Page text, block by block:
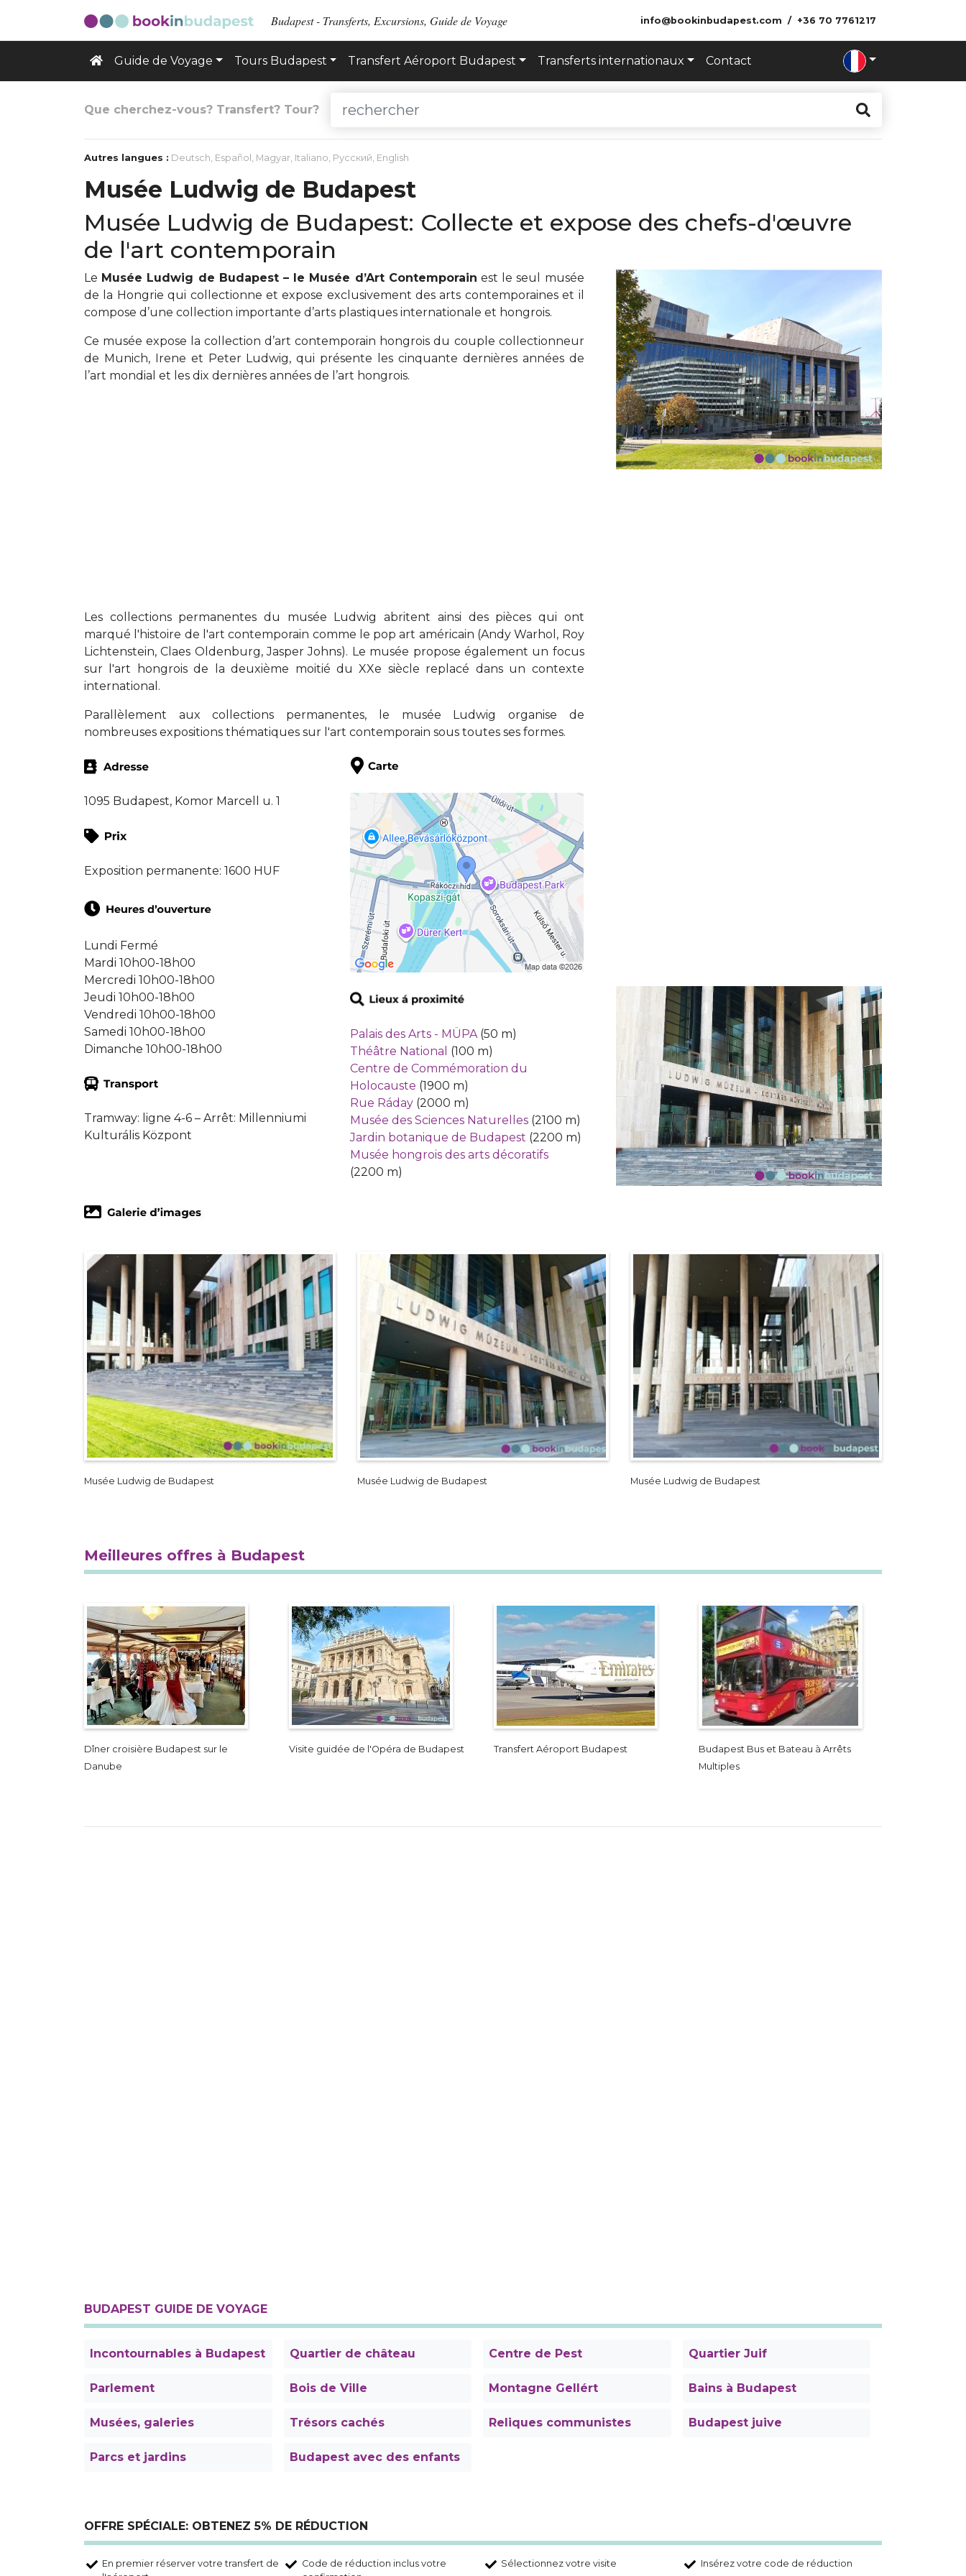
Budapest - Transferts, Excursions, Guide de Voyage info@bookinbudapest.com +36 70 7761217
Guide de Voyage Tours Budapest Transfert Aéroport Budapest Transferts internationaux Contact
Que cherchez-vous? Transfert? Tour?
Autres langues : Deutsch, Español , Magyar, Italiano, Русский, English
Musée Ludwig de Budapest
Musée Ludwig de Budapest: Collecte et expose des chefs-d'œuvre
de l'art contemporain
Le Musée Ludwig de Budapest – le Musée d’Art Contemporain est le seul musée
de la Hongrie qui collectionne et expose exclusivement des arts contemporaines et il
compose d’une collection importante d’arts plastiques internationale et hongrois.
Ce musée expose la collection d’art contemporain hongrois du couple collectionneur
de Munich, Irene et Peter Ludwig, qui présente les cinquante dernières années de
l’art mondial et les dix dernières années de l’art hongrois.
Les collections permanentes du musée Ludwig abritent ainsi des pièces qui ont
marqué l'histoire de l'art contemporain comme le pop art américain (Andy Warhol, Roy
Lichtenstein, Claes Oldenburg, Jasper Johns). Le musée propose également un focus
sur l'art hongrois de la deuxième moitié du XXe siècle replacé dans un contexte
international.
Parallèlement aux collections permanentes, le musée Ludwig organise de
nombreuses expositions thématiques sur l'art contemporain sous toutes ses formes.
1095 Budapest, Komor Marcell u. 1
Exposition permanente: 1600 HUF
Lundi Fermé
Mardi 10h00-18h00
Mercredi 10h00-18h00
Jeudi 10h00-18h00
Vendredi 10h00-18h00
Samedi 10h00-18h00
Dimanche 10h00-18h00
Tramway: ligne 4-6 – Arrêt: Millenniumi
Kulturális Központ
Palais des Arts - MÜPA(50 m)
Théâtre National (100 m)
Centre de Commémoration du
Holocauste (1900 m)
Rue Ráday (2000 m)
Musée des Sciences Naturelles (2100 m)
Jardin botanique de Budapest (2200 m)
Musée hongrois des arts décoratifs
(2200 m)
Musée Ludwig de Budapest Musée Ludwig de Budapest Musée Ludwig de Budapest
Meilleures offres à Budapest
Dîner croisière Budapest sur le
Danube
Visite guidée de l'Opéra de Budapest Transfert Aéroport Budapest
Budapest Bus et Bateau à Arrêts
Multiples
BUDAPEST GUIDE DE VOYAGE
Incontournables à Budapest Quartier de château Centre de Pest Quartier Juif
Parlement Bois de Ville Montagne Gellért Bains à Budapest
Musées, galeries Trésors cachés Reliques communistes Budapest juive
Parcs et jardins Budapest avec des enfants
OFFRE SPÉCIALE: OBTENEZ 5% DE RÉDUCTION
En premier réserver votre transfert de
Code de réduction inclus votre
Sélectionnez votre visite Insérez votre code de réduction